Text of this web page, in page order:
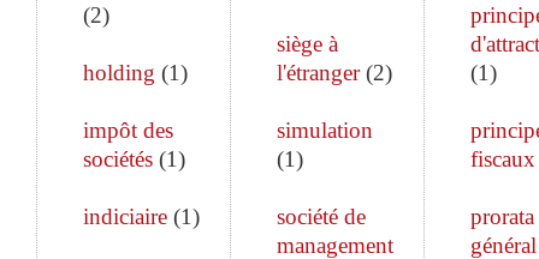
(2)
holding (1)
impôt des
sociétés (1)
indiciaire (1)
siège à
l'étranger(2)
simulation
(1)
société de
management
(1)
fiscaux
prorata
général